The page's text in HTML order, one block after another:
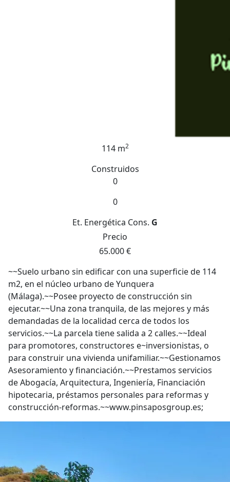
114 m2
Construidos
0
0
Et. Energética Cons. G
Precio
65.000 €
~~Suelo urbano sin edificar con una superficie de 114
m2, en el núcleo urbano de Yunquera
(Málaga).~~Posee proyecto de construcción sin
ejecutar.~~Una zona tranquila, de las mejores y más
demandadas de la localidad cerca de todos los
servicios.~~La parcela tiene salida a 2 calles.~~Ideal
para promotores, constructores e~inversionistas, o
para construir una vivienda unifamiliar.~~Gestionamos
Asesoramiento y financiación.~~Prestamos servicios
de Abogacía, Arquitectura, Ingeniería, Financiación
hipotecaria, préstamos personales para reformas y
construcción-reformas.~~www.pinsaposgroup.es;